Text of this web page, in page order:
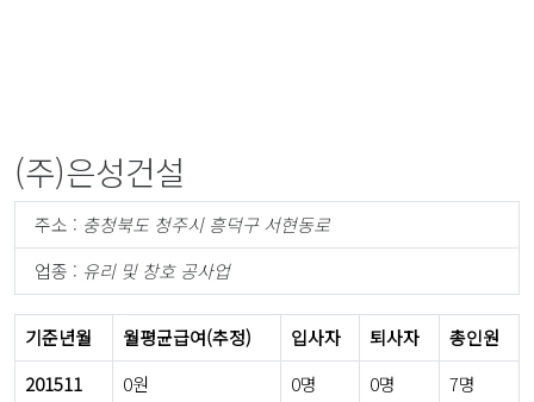
(주)은성건설
주소 : 충청북도 청주시 흥덕구 서현동로
업종 : 유리 및 창호 공사업
기준년월 월평균급여(추정) 입사자 퇴사자
총인원
201511
0원 0명 0명
7명